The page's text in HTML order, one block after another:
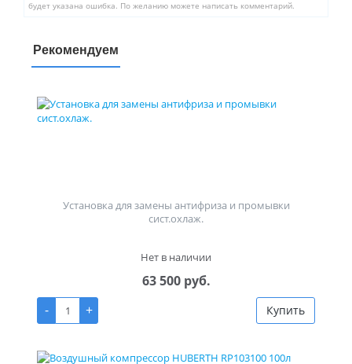
будет указана ошибка. По желанию можете написать комментарий.
Рекомендуем
Установка для замены антифриза и промывки
сист.охлаж.
Нет в наличии
63 500 руб.
-
+ Купить